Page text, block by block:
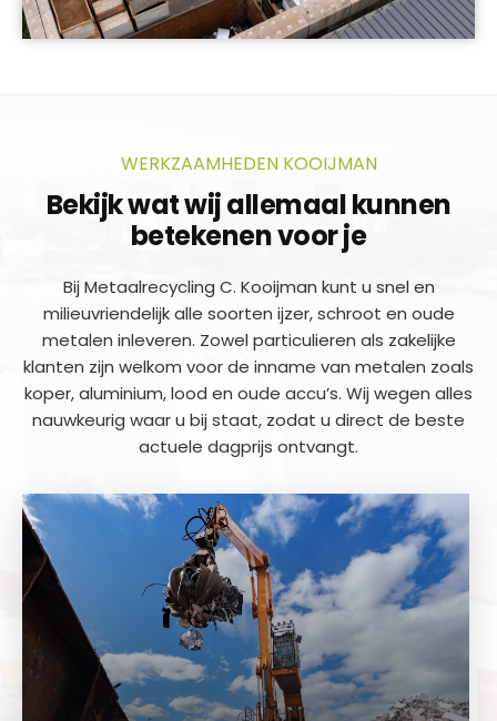
WERKZAAMHEDEN KOOIJMAN
Bekijk wat wij allemaal kunnen
betekenen voor je
Bij Metaalrecycling C. Kooijman kunt u snel en
milieuvriendelijk alle soorten ijzer, schroot en oude
metalen inleveren. Zowel particulieren als zakelijke
klanten zijn welkom voor de inname van metalen zoals
koper, aluminium, lood en oude accu’s. Wij wegen alles
nauwkeurig waar u bij staat, zodat u direct de beste
actuele dagprijs ontvangt.
a